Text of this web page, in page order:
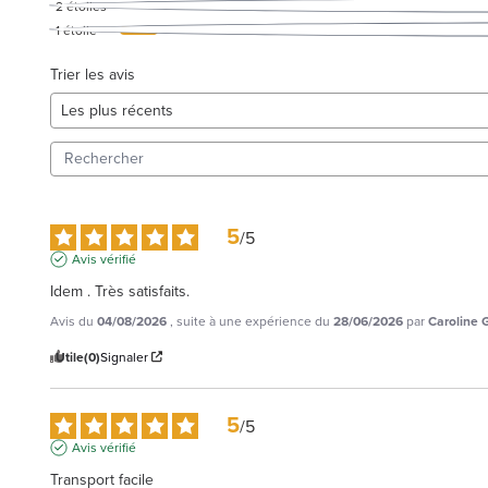
2étoiles
1étoile
Trier les avis
5/5
Avis vérifié
Idem . Très satisfaits.
Avis du 04/08/2026, suite à une expérience du 28/06/2026 parCaroline
Utile(0)Signaler
5/5
Avis vérifié
Transport facile